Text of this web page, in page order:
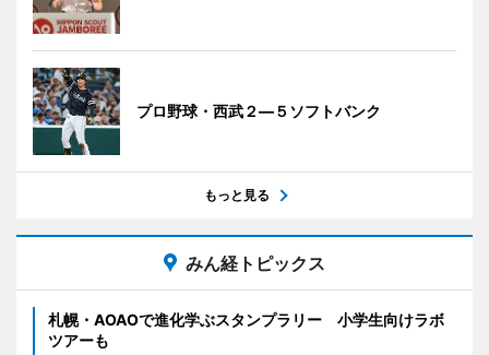
プロ野球・西武２―５ソフトバンク
もっと見る
みん経トピックス
札幌・AOAOで進化学ぶスタンプラリー 小学生向けラボ
ツアーも